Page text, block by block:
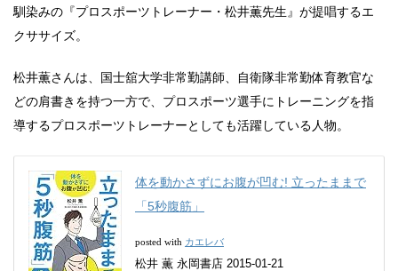
馴染みの『プロスポーツトレーナー・松井薫先生』が提唱するエ
クササイズ。
松井薫さんは、国士舘大学非常勤講師、自衛隊非常勤体育教官な
どの肩書きを持つ一方で、プロスポーツ選手にトレーニングを指
導するプロスポーツトレーナーとしても活躍している人物。
体を動かさずにお腹が凹む! 立ったままで
「5秒腹筋」
posted with カエレバ
松井 薫 永岡書店 2015-01-21